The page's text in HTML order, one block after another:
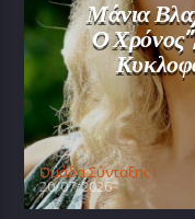
Μάνια
Ο
Oμάδα Σύνταξης Ι
20/07/2026